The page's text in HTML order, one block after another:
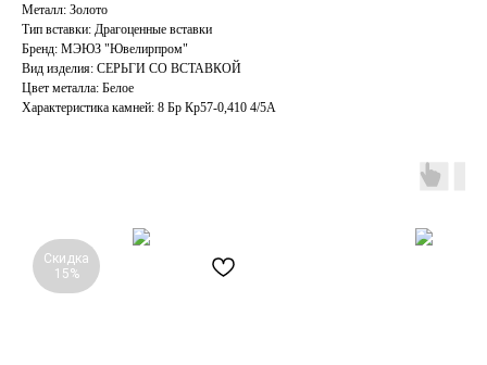
Металл: Золото
Тип вставки: Драгоценные вставки
Бренд: МЭЮЗ "Ювелирпром"
Вид изделия: СЕРЬГИ СО ВСТАВКОЙ
Цвет металла: Белое
Характеристика камней: 8 Бр Кp57-0,410 4/5А
Скидка
15%